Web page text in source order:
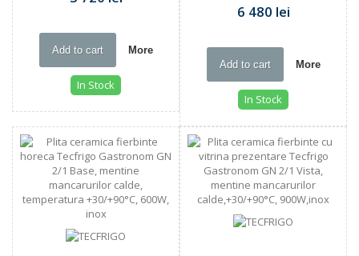
Add to cart More
In Stock
6 480 lei
Add to cart More
In Stock